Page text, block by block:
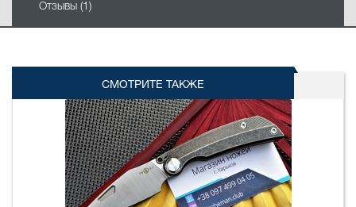
Отзывы (1)
СМОТРИТЕ ТАКЖЕ